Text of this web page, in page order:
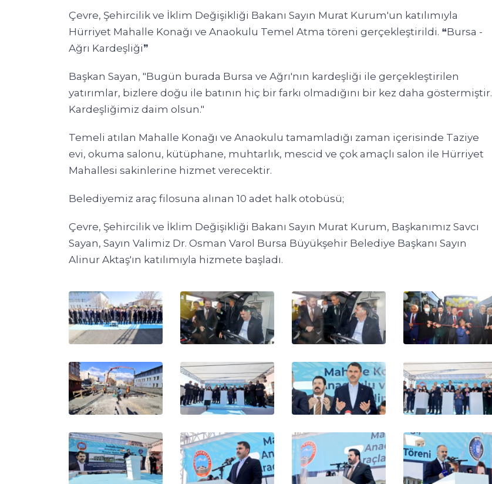
Çevre, Şehircilik ve İklim Değişikliği Bakanı Sayın Murat Kurum'un katılımıyla
Hürriyet Mahalle Konağı ve Anaokulu Temel Atma töreni gerçekleştirildi. ❝Bursa -
Ağrı Kardeşliği❞
Başkan Sayan, "Bugün burada Bursa ve Ağrı'nın kardeşliği ile gerçekleştirilen
yatırımlar, bizlere doğu ile batının hiç bir farkı olmadığını bir kez daha göstermiştir.
Kardeşliğimiz daim olsun."
Temeli atılan Mahalle Konağı ve Anaokulu tamamladığı zaman içerisinde Taziye
evi, okuma salonu, kütüphane, muhtarlık, mescid ve çok amaçlı salon ile Hürriyet
Mahallesi sakinlerine hizmet verecektir.
Belediyemiz araç filosuna alınan 10 adet halk otobüsü;
Çevre, Şehircilik ve İklim Değişikliği Bakanı Sayın Murat Kurum, Başkanımız Savcı
Sayan, Sayın Valimiz Dr. Osman Varol Bursa Büyükşehir Belediye Başkanı Sayın
Alinur Aktaş'ın katılımıyla hizmete başladı.